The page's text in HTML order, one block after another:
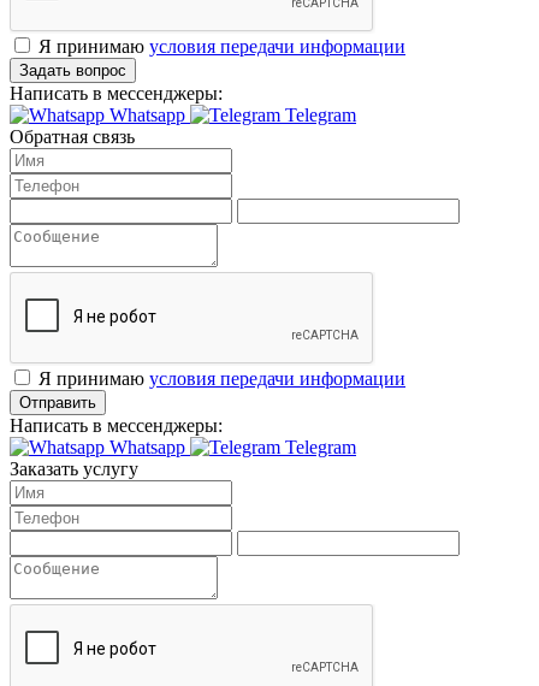
Я принимаю условия передачи информации
Задать вопрос
Написать в мессенджеры:
Whatsapp
Telegram
Обратная связь
Я принимаю условия передачи информации
Отправить
Написать в мессенджеры:
Whatsapp
Telegram
Заказать услугу